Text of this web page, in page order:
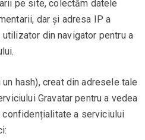
pe site, colectăm datele
dar și adresa IP a
din navigator pentru a
hash), creat din adresele tale
Gravatar pentru a vedea
a serviciului